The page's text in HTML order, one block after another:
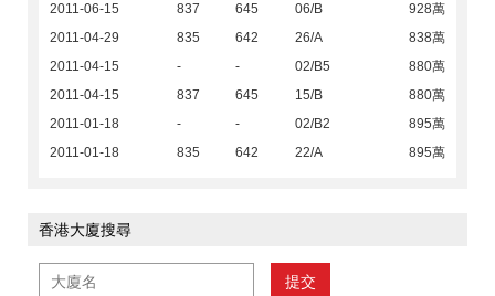
2011-06-15
837 645 06/B
928萬
2011-04-29
835 642 26/A
838萬
2011-04-15
- - 02/B5
880萬
2011-04-15
837 645 15/B
880萬
2011-01-18
- - 02/B2
895萬
2011-01-18
835 642 22/A 895萬
香港大廈搜尋
提交